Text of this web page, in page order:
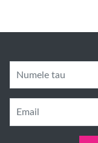
Numele tau
Email